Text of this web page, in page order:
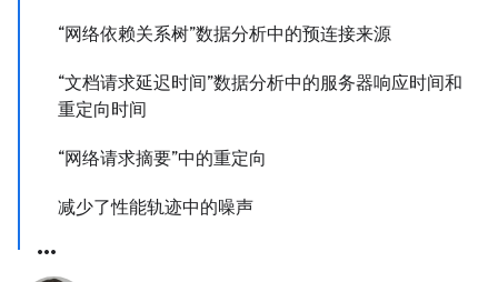
“网络依赖关系树”数据分析中的预连接来源
“文档请求延迟时间”数据分析中的服务器响应时间和
重定向时间
“网络请求摘要”中的重定向
减少了性能轨迹中的噪声